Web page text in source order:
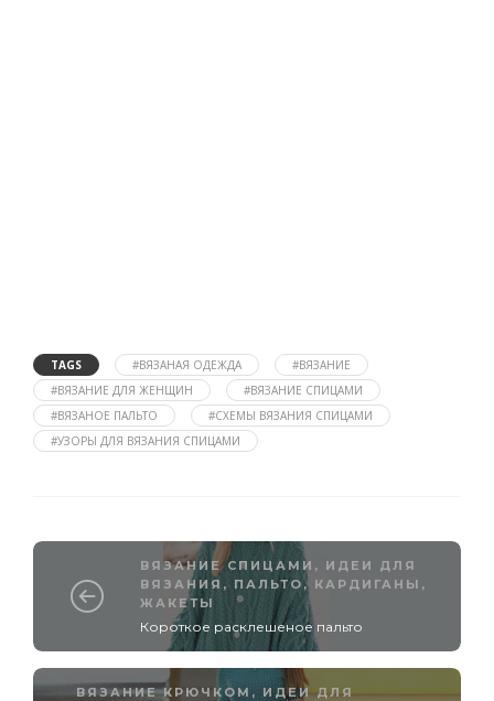
TAGS #ВЯЗАНАЯ ОДЕЖДА
#ВЯЗАНИЕ
#ВЯЗАНИЕ ДЛЯ ЖЕНЩИН
#ВЯЗАНИЕ СПИЦАМИ
#ВЯЗАНОЕ ПАЛЬТО
#СХЕМЫ ВЯЗАНИЯ СПИЦАМИ
#УЗОРЫ ДЛЯ ВЯЗАНИЯ СПИЦАМИ
ВЯЗАНИЕ СПИЦАМИ , ИДЕИ ДЛЯ
ВЯЗАНИЯ , ПАЛЬТО, КАРДИГАНЫ,
ЖАКЕТЫ
Короткое расклешеное пальто
ВЯЗАНИЕ КРЮЧКОМ, ИДЕИ ДЛЯ